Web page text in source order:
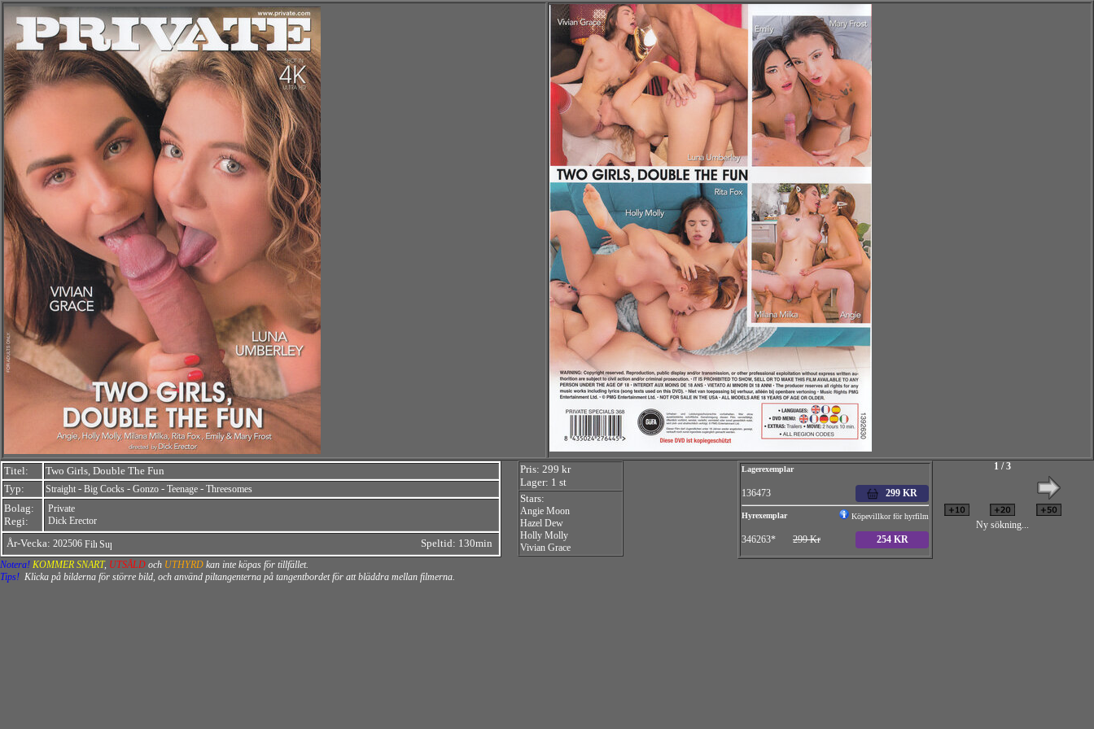
Titel:
Two Girls, Double The Fun
Typ:
Straight - Big Cocks - Gonzo - Teenage - Threesomes
Bolag:
Regi:
Private
Dick Erector
År-Vecka: 202506 Speltid: 130min
Pris: 299 kr
Lager: 1 st
Stars:
Angie Moon
Hazel Dew
Holly Molly
Vivian Grace
Lagerexemplar
136473 299 KR
Hyrexemplar Köpevillkor för hyrfilm
346263* 299 Kr 254 KR
1 / 3
Ny sökning...
Notera! KOMMER SNART, UTSÅLD och UTHYRD kan inte köpas för tillfället.
Tips! Klicka på bilderna för större bild, och använd piltangenterna på tangentbordet för att bläddra mellan filmerna.